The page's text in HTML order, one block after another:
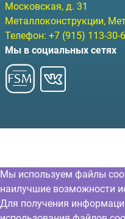
Московская, д. 31
Металлоконструкции,
Телефон: +7 (915) 113-30-
Мы в социальных сетях
Мы используем файлы
наилучшие возможности
Для получения